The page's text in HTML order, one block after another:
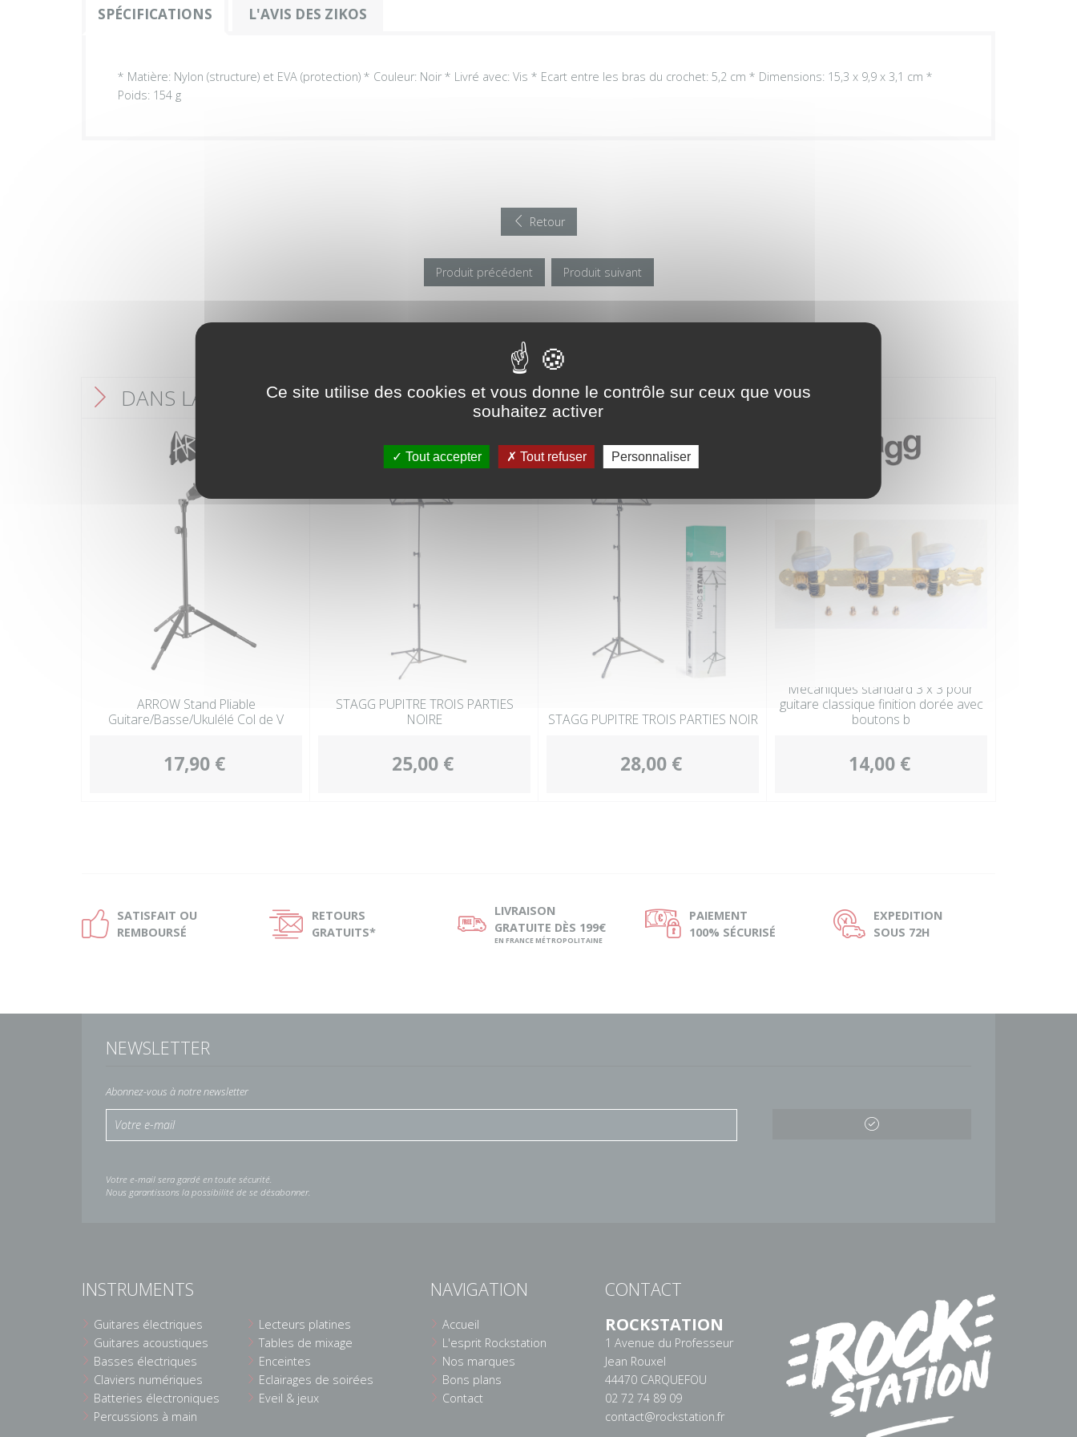
SPÉCIFICATIONS L'AVIS DES ZIKOS
* Matière: Nylon (structure) et EVA (protection) * Couleur: Noir * Livré avec: Vis * Ecart entre les bras du crochet: 5,2 cm * Dimensions: 15,3 x 9,9 x 3,1 cm *
Poids: 154 g
Retour
Produit précédent Produit suivant
F DANS LA MÊME CATÉGORIE
ARROW Stand Pliable
Guitare/Basse/Ukulélé Col de V
17,90 €
STAGG PUPITRE TROIS PARTIES
NOIRE
25,00 €
STAGG PUPITRE TROIS PARTIES NOIR
28,00 €
Mécaniques standard 3 x 3 pour
guitare classique finition dorée avec
boutons b
14,00 €
Ð SATISFAIT OU
REMBOURSÉ
Ñ
RETOURS
GRATUITS*
ø LIVRAISON
GRATUITE DÈS 199€
EN FRANCE MÉTROPOLITAINE
Ø PAIEMENT
100% SÉCURISÉ
Ù
EXPEDITION
SOUS 72H
NEWSLETTER
Abonnez-vous à notre newsletter
Votre e-mail sera gardé en toute sécurité.
Nous garantissons la possibilité de se désabonner.
INSTRUMENTS
Guitares électriques
Guitares acoustiques
Basses électriques
Claviers numériques
Batteries électroniques
Percussions à main
Lecteurs platines
Tables de mixage
Enceintes
Eclairages de soirées
Eveil & jeux
NAVIGATION
Accueil
L'esprit Rockstation
Nos marques
Bons plans
Contact
CONTACT
ROCKSTATION
1 Avenue du Professeur
Jean Rouxel
44470 CARQUEFOU
02 72 74 89 09
contact@rockstation.fr
Ce site utilise des cookies et vous donne le contrôle sur ceux que vous
souhaitez activer
Tout accepter Tout refuser Personnaliser